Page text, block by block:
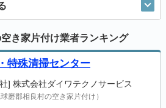
き家片付け業者ランキング
特殊清掃センター
] 株式会社ダイワテクノサービス
球磨郡相良村の空き家片付け）